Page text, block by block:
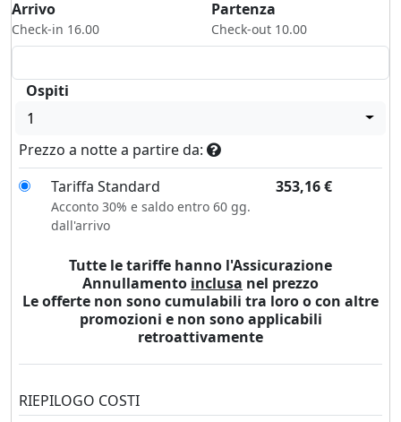
Arrivo
Check-in 16.00
Partenza
Check-out 10.00
Ospiti
1
Prezzo a notte a partire da:
Tariffa Standard
353,16€
Acconto 30% e saldo entro 60 gg.
dall'arrivo
Tutte le tariffe hanno l'Assicurazione
Annullamento inclusa nel prezzo
Le offerte non sono cumulabili tra loro o con altre
promozioni e non sono applicabili
retroattivamente
RIEPILOGO COSTI